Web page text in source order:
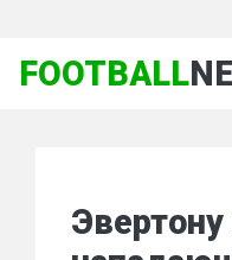
FOOTBALL